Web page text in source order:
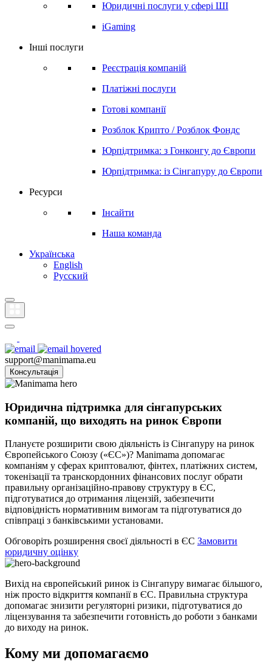
Юридичні послуги у сфері ШІ
iGaming
Інші послуги
Реєстрація компаній
Платіжні послуги
Готові компанії
Розблок Крипто / Розблок Фондс
Юрпідтримка: з Гонконгу до Європи
Юрпідтримка: із Сінгапуру до Європи
Ресурси
Інсайти
Наша команда
Українська
English
Русский
support@manimama.eu
Консультація
Юридична підтримка для сінгапурських
компаній, що виходять на ринок Європи
Плануєте розширити свою діяльність із Сінгапуру на ринок
Європейського Союзу («ЄС»)? Manimama допомагає
компаніям у сферах криптовалют, фінтех, платіжних систем,
токенізації та транскордонних фінансових послуг обрати
правильну організаційно-правову структуру в ЄС,
підготуватися до отримання ліцензій, забезпечити
відповідність нормативним вимогам та підготуватися до
співпраці з банківськими установами.
Обговоріть розширення своєї діяльності в ЄС Замовити
юридичну оцінку
Вихід на європейський ринок із Сінгапуру вимагає більшого,
ніж просто відкриття компанії в ЄС. Правильна структура
допомагає знизити регуляторні ризики, підготуватися до
ліцензування та забезпечити готовність до роботи з банками
до виходу на ринок.
Кому ми допомагаємо